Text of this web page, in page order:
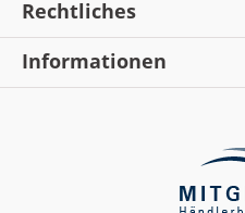
beruhigend,
anregenZINKOXID |
Absorber, hilft dabei,
auf die Haut durch
reduzieren,
einwirken lassen. Mit
abnehmen. Anwendung
Woche.Duft: krautig,
Rechtliches
Informationen